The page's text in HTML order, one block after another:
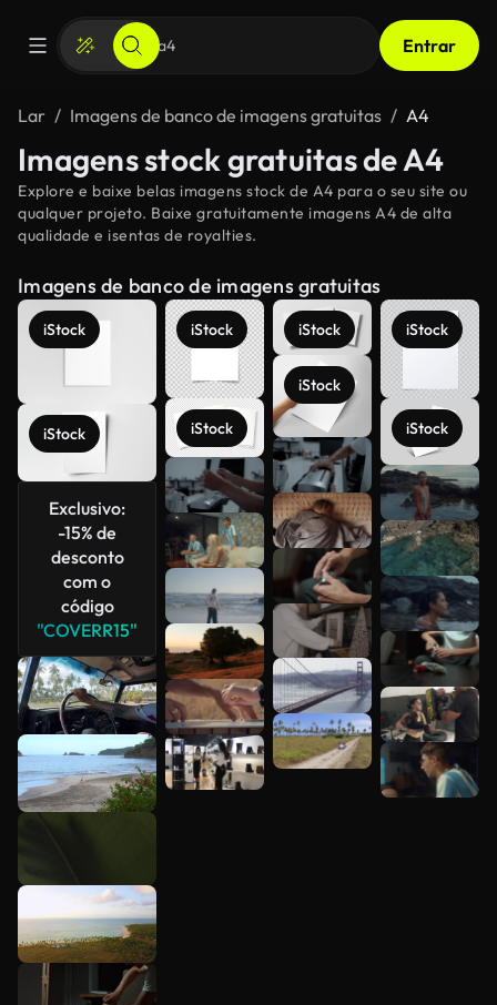
Entrar
Lar Imagens de banco de imagens gratuitas A4
Imagens stock gratuitas de A4
Explore e baixe belas imagens stock de A4 para o seu site ou
qualquer projeto. Baixe gratuitamente imagens A4 de alta
qualidade e isentas de royalties.
Imagens de banco de imagens gratuitas
iStock
iStock
Exclusivo:
-15% de
desconto
com o
código
"COVERR15"
iStock
iStock
iStock
iStock
iStock
iStock
Veja mais